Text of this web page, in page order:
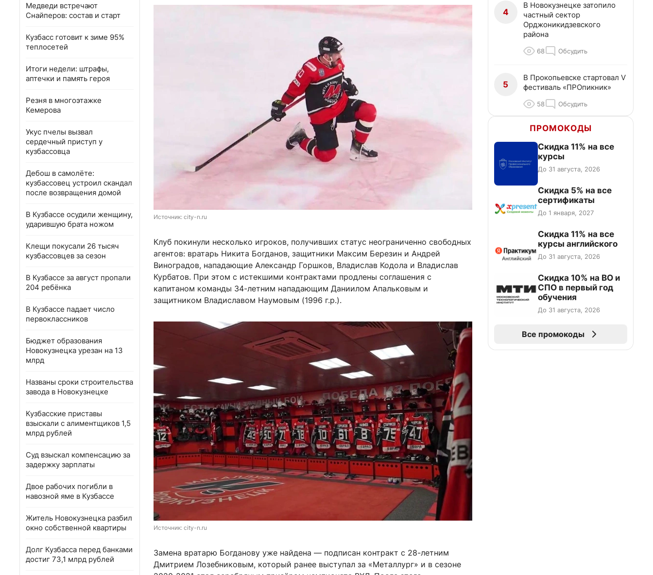
Медведи встречают
Снайперов: состав и старт
Кузбасс готовит к зиме 95%
теплосетей
Итоги недели: штрафы,
аптечки и память героя
Резня в многоэтажке
Кемерова
Укус пчелы вызвал
сердечный приступ у
кузбассовца
Дебош в самолёте:
кузбассовец устроил скандал
после возвращения домой
В Кузбассе осудили женщину,
ударившую брата ножом
Клещи покусали 26 тысяч
кузбассовцев за сезон
В Кузбассе за август пропали
204 ребёнка
В Кузбассе падает число
первоклассников
Бюджет образования
Новокузнецка урезан на 13
млрд
Названы сроки строительства
завода в Новокузнецке
Кузбасские приставы
взыскали с алиментщиков 1,5
млрд рублей
Суд взыскал компенсацию за
задержку зарплаты
Двое рабочих погибли в
навозной яме в Кузбассе
Житель Новокузнецка разбил
окно собственной квартиры
Долг Кузбасса перед банками
достиг 73,1 млрд рублей
Источник: city-n.ru
Клуб покинули несколько игроков, получивших статус неограниченно свободных
агентов: вратарь Никита Богданов, защитники Максим Березин и Андрей
Виноградов, нападающие Александр Горшков, Владислав Кодола и Владислав
Курбатов. При этом с истекшими контрактами продлены соглашения с
капитаном команды 34-летним нападающим Даниилом Апальковым и
защитником Владиславом Наумовым (1996 г.р.).
Источник: city-n.ru
Замена вратарю Богданову уже найдена — подписан контракт с 28-летним
Дмитрием Лозебниковым, который ранее выступал за «Металлург» и в сезоне
4
В Новокузнецке затопило
частный сектор
Орджоникидзевского
района
68 Обсудить
5
В Прокопьевске стартовал V
фестиваль «ПРОпикник»
58 Обсудить
ПРОМОКОДЫ
Скидка 11% на все
курсы
До 31 августа, 2026
Скидка 5% на все
сертификаты
До 1 января, 2027
Скидка 11% на все
курсы английского
До 31 августа, 2026
Скидка 10% на ВО и
СПО в первый год
обучения
До 31 августа, 2026
Все промокоды